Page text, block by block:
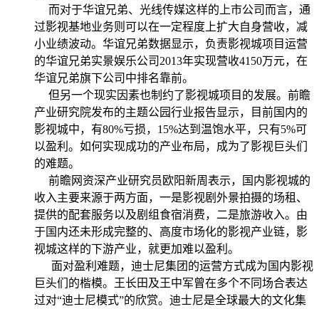
而对于华谊兄弟、光线传媒这样的上市公司而言，通
过影视基地业务则可以在一定程度上扩大自身营收，减
小业绩波动。华谊兄弟数据显示，负责影视城项目运营
的华谊兄弟实景娱乐公司2013年实现营收4150万元，在
华谊兄弟旗下公司中排名靠前。
但另一个现实因素也制约了影视城项目的发展。前瞻
产业研究院发布的主题公园行业报告显示，目前国内的
影视城中，有80%亏损，15%达到温饱水平，只有5%可
以盈利。如何实现成功的产业布局，成为了影视巨头们
的难题。
前瞻网资深产业研究员欧阳新周表示，国内影视城的
收入主要来源于两方面，一是影视剧外景拍摄的场租、
提供的配套服务以及剧组食宿消费，二是旅游收入。由
于国内还未形成完整的、高度市场化的影视产业链，影
视城这样的下游产业，就更加难以盈利。
面对盈利难题，迪士尼集团的运营方式成为国内影视
巨头们的楷模。王长田及王中军曾在多个不同场合表达
过对“迪士尼模式”的欣赏。迪士尼是全球最大的文化集